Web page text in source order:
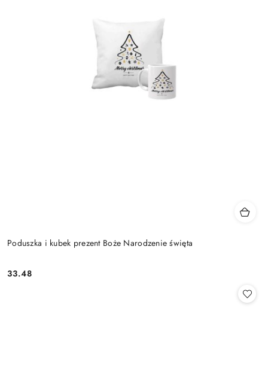
Poduszka i kubek prezent Boże Narodzenie święta
Cena:
33.48